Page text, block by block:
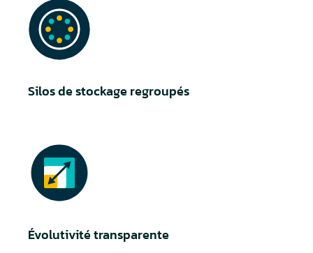
Silos de stockage regroupés
Évolutivité transparente